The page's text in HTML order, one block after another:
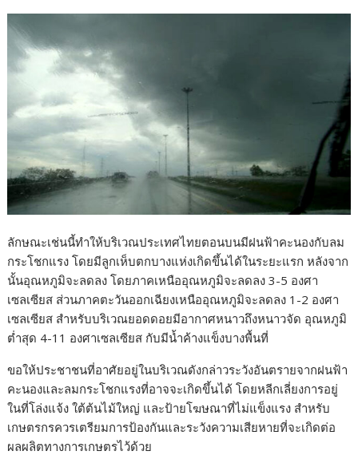
ลักษณะเช่นนี้ทำให้บริเวณประเทศไทยตอนบนมีฝนฟ้าคะนองกับลม
กระโชกแรง โดยมีลูกเห็บตกบางแห่งเกิดขึ้นได้ในระยะแรก หลังจาก
นั้นอุณหภูมิจะลดลง โดยภาคเหนืออุณหภูมิจะลดลง 3-5 องศา
เซลเซียส ส่วนภาคตะวันออกเฉียงเหนืออุณหภูมิจะลดลง 1-2 องศา
เซลเซียส สำหรับบริเวณยอดดอยมีอากาศหนาวถึงหนาวจัด อุณหภูมิ
ต่ำสุด 4-11 องศาเซลเซียส กับมีน้ำค้างแข็งบางพื้นที่
ขอให้ประชาชนที่อาศัยอยู่ในบริเวณดังกล่าวระวังอันตรายจากฝนฟ้า
คะนองและลมกระโชกแรงที่อาจจะเกิดขึ้นได้ โดยหลีกเลี่ยงการอยู่
ในที่โล่งแจ้ง ใต้ต้นไม้ใหญ่ และป้ายโฆษณาที่ไม่แข็งแรง สำหรับ
เกษตรกรควรเตรียมการป้องกันและระวังความเสียหายที่จะเกิดต่อ
ผลผลิตทางการเกษตรไว้ด้วย